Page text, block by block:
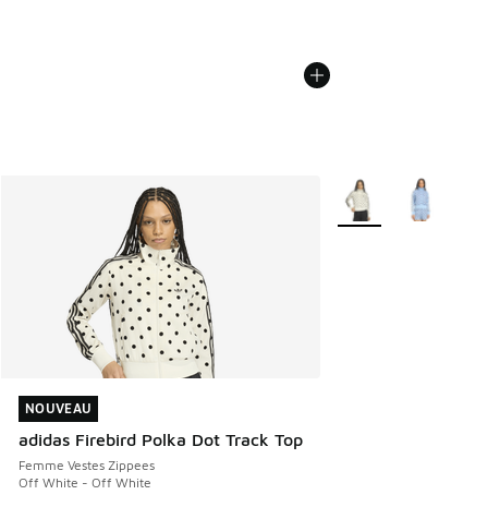
NOUVEAU
adidas Firebird Polka Dot Track Top
Femme Vestes Zippees
Off White - Off White
NOUVEAU
Plus de couleurs